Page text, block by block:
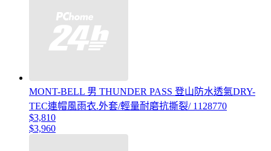
MONT-BELL 男 THUNDER PASS 登山防水透氣DRY-
TEC連帽風雨衣.外套/輕量耐磨抗撕裂/ 1128770
$3,810
$3,960